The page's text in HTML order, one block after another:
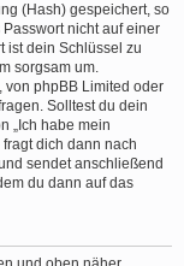
(Hash) gespeichert, so
nicht auf einer
ist dein Schlüssel zu
sorgsam um.
von phpBB Limited oder
Solltest du dein
„Ich habe mein
dich dann nach
sendet anschließend
du dann auf das